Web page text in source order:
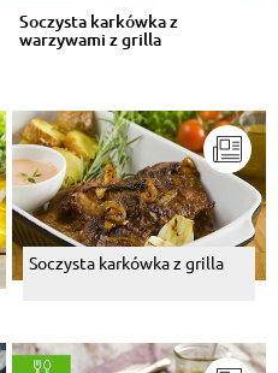
Soczysta karkówka z
warzywami z grilla
Soczysta karkówka z grilla